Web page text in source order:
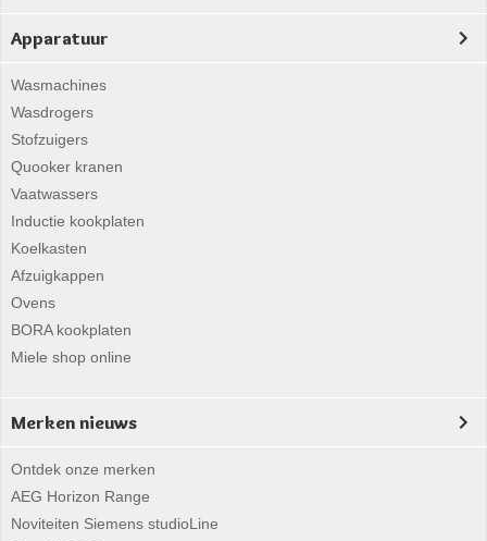
Apparatuur
Wasmachines
Wasdrogers
Stofzuigers
Quooker kranen
Vaatwassers
Inductie kookplaten
Koelkasten
Afzuigkappen
Ovens
BORA kookplaten
Miele shop online
Merken nieuws
Ontdek onze merken
AEG Horizon Range
Noviteiten Siemens studioLine